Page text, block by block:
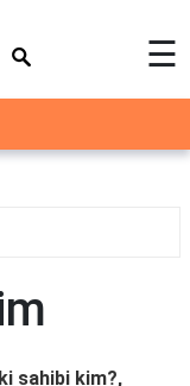
☰
sahibi kim?,